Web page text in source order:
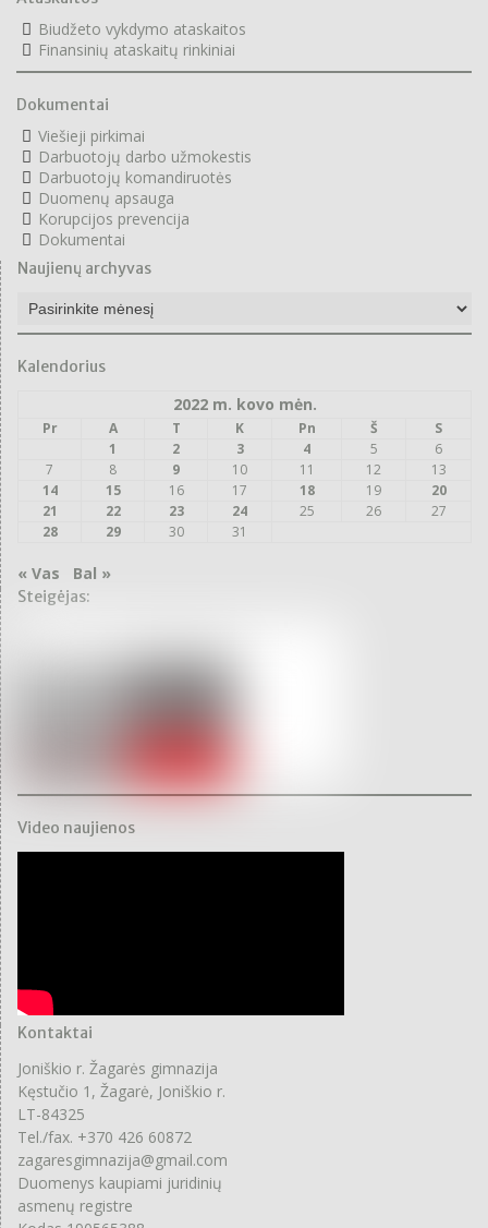
Biudžeto vykdymo ataskaitos
Finansinių ataskaitų rinkiniai
Dokumentai
Viešieji pirkimai
Darbuotojų darbo užmokestis
Darbuotojų komandiruotės
Duomenų apsauga
Korupcijos prevencija
Dokumentai
Naujienų archyvas
Naujienų
archyvas
Kalendorius
2022 m. kovo mėn.
Pr A T K Pn Š
S
1
2 3 4 5
6
7
8 9 10 11 12
13
14
15 16 17 18 19
20
21
22 23 24 25 26
27
28
29 30 31
« Vas Bal »
Steigėjas:
Video naujienos
Kontaktai
Joniškio r. Žagarės gimnazija
Kęstučio 1, Žagarė, Joniškio r.
LT-84325
Tel./fax. +370 426 60872
zagaresgimnazija@gmail.com
Duomenys kaupiami juridinių
asmenų registre